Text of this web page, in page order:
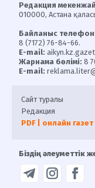
Редакция
010000, Астана
Байланыс
8 (7172) 76-84-66.
E-mail:
Жарнама бөлімі: 8
E-mail:
Сайт туралы
Редакция
PDF | онлайн газет
Біздің әлеуметтік